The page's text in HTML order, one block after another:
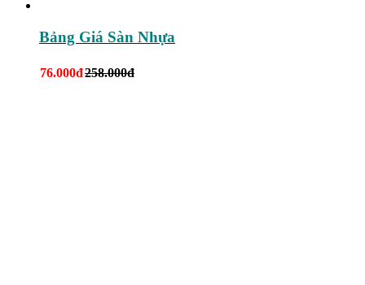
Bảng Giá Sàn Nhựa
76.000đ258.000đ